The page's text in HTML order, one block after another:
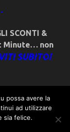
SCONTI &
Minute… non
SUBITO!
LLC -*-
possa avere la
ad utilizzare
sia felice.